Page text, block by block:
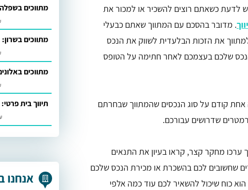
לדעת כשאתם רוצים להשכיר או למכור את
. מדובר בהסכם עם המתווך שאתם כבעלי
את הזכות הבלעדית לשווק את הנכס
שלכם בעצמכם לאחר חתימה על הטופס
אחת קודם על סוג הנכסים שהמתווך שבחרתם
שדרושים עבורכם.
ערכו מחקר קצר, קראו בעיון את התנאים
שחשובים לכם בהשכרת או מכירת הנכס שלכם
כוח שיכול להשאיר לכם עוד כמה אלפי
מתווכים
מתווכים בשרון:
מתווכים
תיווך בית פרטי:
אנחנו